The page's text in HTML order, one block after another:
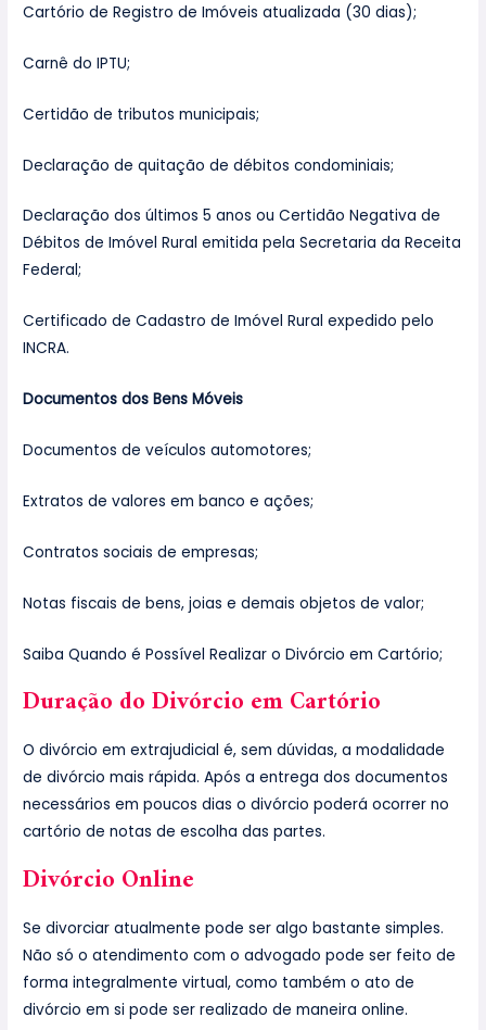
Cartório de Registro de Imóveis atualizada (30 dias);
Carnê do IPTU;
Certidão de tributos municipais;
Declaração de quitação de débitos condominiais;
Declaração dos últimos 5 anos ou Certidão Negativa de
Débitos de Imóvel Rural emitida pela Secretaria da Receita
Federal;
Certificado de Cadastro de Imóvel Rural expedido pelo
INCRA.
Documentos dos Bens Móveis
Documentos de veículos automotores;
Extratos de valores em banco e ações;
Contratos sociais de empresas;
Notas fiscais de bens, joias e demais objetos de valor;
Saiba Quando é Possível Realizar o Divórcio em Cartório;
Duração do Divórcio em Cartório
O divórcio em extrajudicial é, sem dúvidas, a modalidade
de divórcio mais rápida. Após a entrega dos documentos
necessários em poucos dias o divórcio poderá ocorrer no
cartório de notas de escolha das partes.
Divórcio Online
Se divorciar atualmente pode ser algo bastante simples.
Não só o atendimento com o advogado pode ser feito de
forma integralmente virtual, como também o ato de
divórcio em si pode ser realizado de maneira online.